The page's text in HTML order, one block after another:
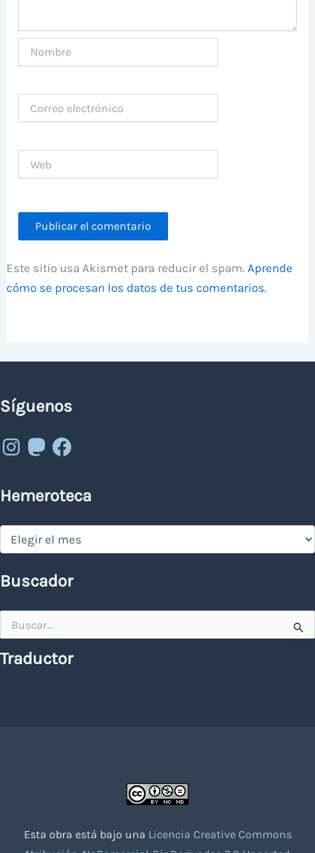
electrónico
Este sitio usa Akismet para reducir el spam.Aprende
cómo se procesan los datos de tus comentarios.
Síguenos
Instagram
MastodonFacebook
Hemeroteca
Hemeroteca
Buscador
por:
Traductor
Esta obra está bajo una Licencia Creative Commons